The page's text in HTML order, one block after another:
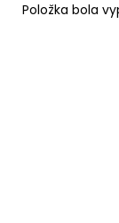
Položka bola